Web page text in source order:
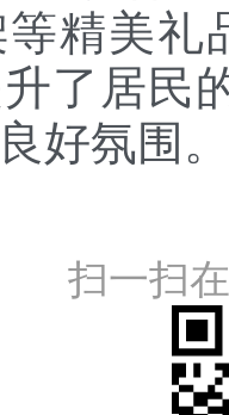
精美礼
了居民
好氛围。
扫一扫